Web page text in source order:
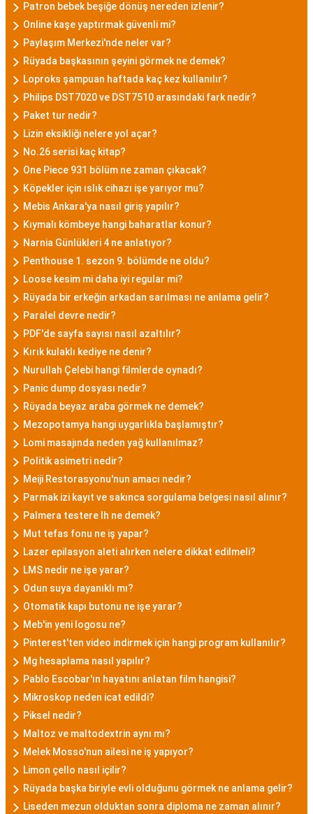
Patron bebek beşiğe dönüş nereden izlenir?
Online kaşe yaptırmak güvenli mi?
Paylaşım Merkezi'nde neler var?
Rüyada başkasının şeyini görmek ne demek?
Loproks şampuan haftada kaç kez kullanılır?
Philips DST7020 ve DST7510 arasındaki fark nedir?
Paket tur nedir?
Lizin eksikliği nelere yol açar?
No.26 serisi kaç kitap?
One Piece 931 bölüm ne zaman çıkacak?
Köpekler için ıslık cihazı işe yarıyor mu?
Mebis Ankara'ya nasıl giriş yapılır?
Kıymalı kömbeye hangi baharatlar konur?
Narnia Günlükleri 4 ne anlatıyor?
Penthouse 1. sezon 9. bölümde ne oldu?
Loose kesim mi daha iyi regular mi?
Rüyada bir erkeğin arkadan sarılması ne anlama gelir?
Paralel devre nedir?
PDF'de sayfa sayısı nasıl azaltılır?
Kırık kulaklı kediye ne denir?
Nurullah Çelebi hangi filmlerde oynadı?
Panic dump dosyası nedir?
Rüyada beyaz araba görmek ne demek?
Mezopotamya hangi uygarlıkla başlamıştır?
Lomi masajında neden yağ kullanılmaz?
Politik asimetri nedir?
Meiji Restorasyonu'nun amacı nedir?
Parmak izi kayıt ve sakınca sorgulama belgesi nasıl alınır?
Palmera testere lh ne demek?
Mut tefas fonu ne iş yapar?
Lazer epilasyon aleti alırken nelere dikkat edilmeli?
LMS nedir ne işe yarar?
Odun suya dayanıklı mı?
Otomatik kapı butonu ne işe yarar?
Meb'in yeni logosu ne?
Pinterest'ten video indirmek için hangi program kullanılır?
Mg hesaplama nasıl yapılır?
Pablo Escobar'ın hayatını anlatan film hangisi?
Mikroskop neden icat edildi?
Piksel nedir?
Maltoz ve maltodextrin aynı mı?
Melek Mosso'nun ailesi ne iş yapıyor?
Limon çello nasıl içilir?
Rüyada başka biriyle evli olduğunu görmek ne anlama gelir?
Liseden mezun olduktan sonra diploma ne zaman alınır?